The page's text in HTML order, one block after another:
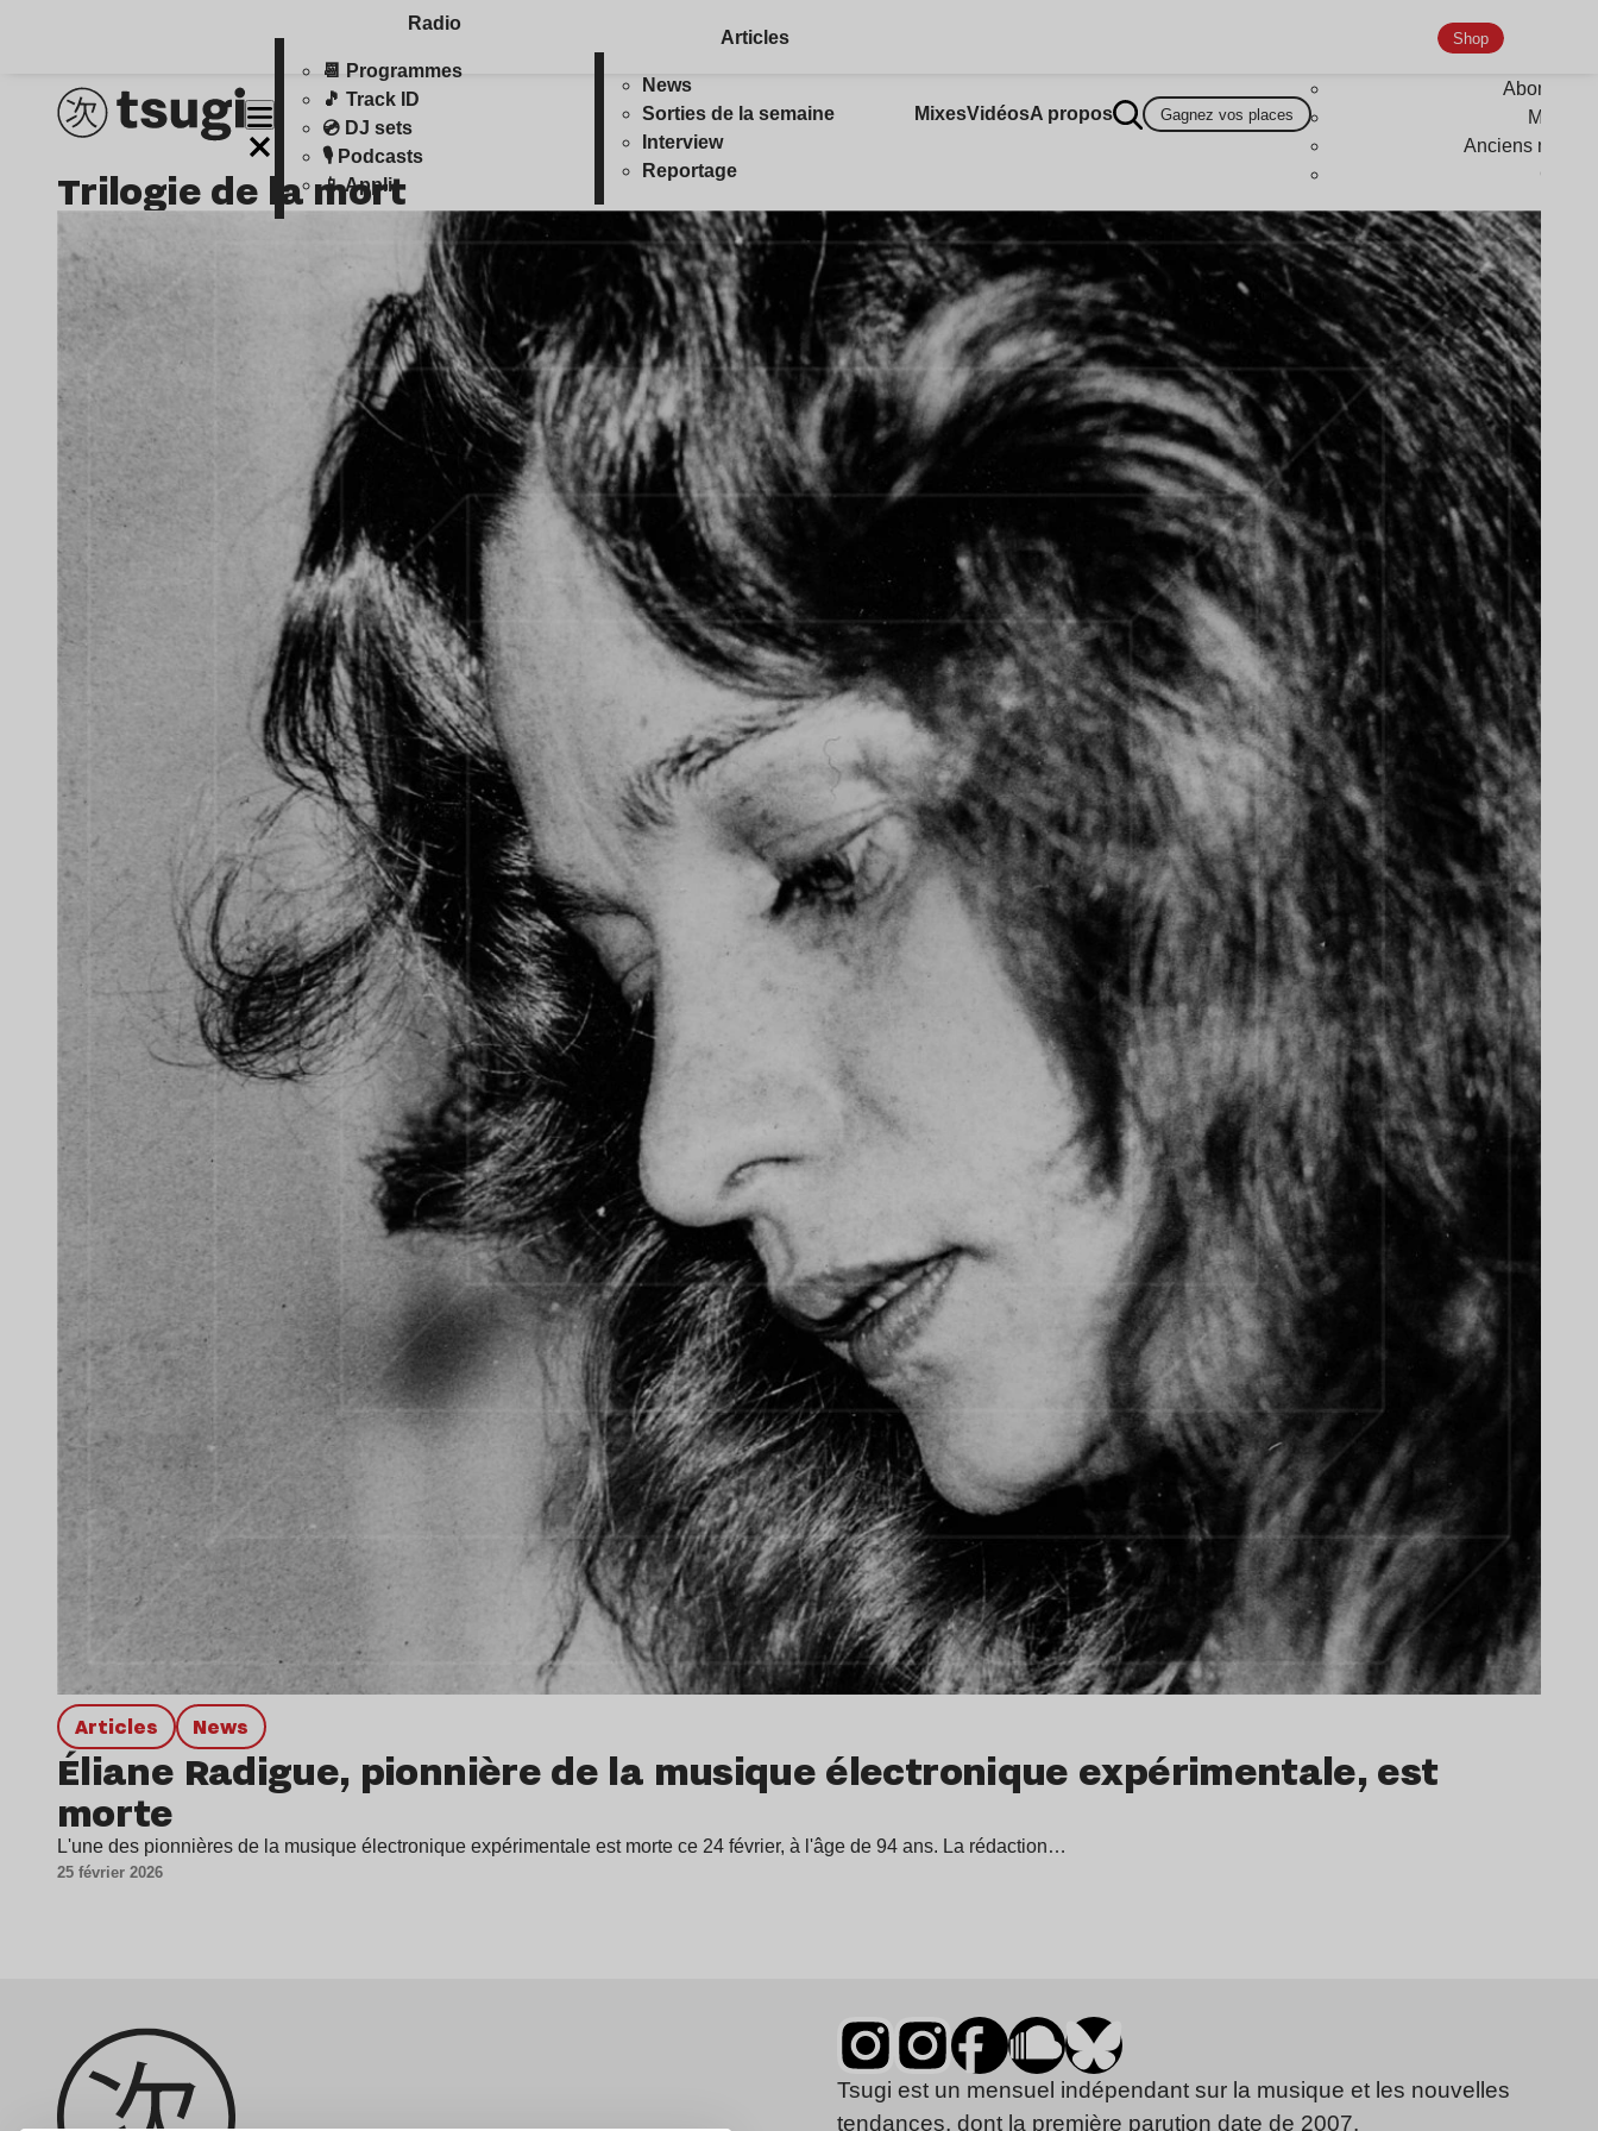
Radio
📆 Programmes
🎵 Track ID
💿 DJ sets
🎙️ Podcasts
📱 Appli
Articles
News
Sorties de la semaine
Interview
Reportage
MixesVidéosA propos Gagnez vos places
Shop
Anciens
trilogie de la mort
Articles news
Éliane Radigue, pionnière de la musique électronique expérimentale, est
morte
L'une des pionnières de la musique électronique expérimentale est morte ce 24 février, à l'âge de 94 ans. La rédaction…
25 février 2026
Tsugi est un mensuel indépendant sur la musique et les nouvelles
tendances, dont la première parution date de 2007.